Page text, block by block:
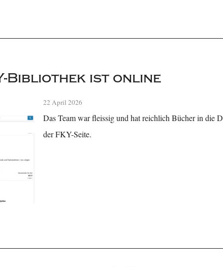
Bibliothek ist online
22 April 2026
Das Team war fleissig und hat reichlich Bücher in die
der FKY-Seite.